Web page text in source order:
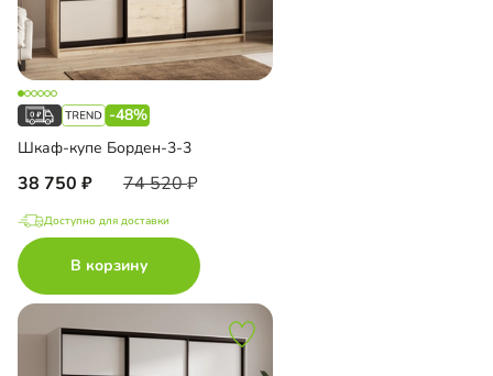
-48%
Шкаф-купе Борден-3-3
38 750 74 520
Доступно для доставки
В корзину